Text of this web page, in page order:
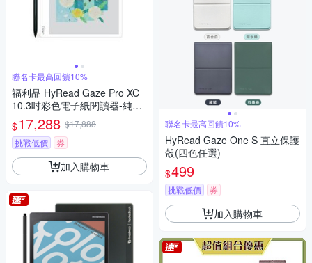
聯名卡最高回饋10%
福利品 HyRead Gaze Pro XC
10.3吋彩色電子紙閱讀器-純淨
白
$17,288 $17,888
挑戰低價
券
加入購物車
聯名卡最高回饋10%
HyRead Gaze One S 直立保護
殼(四色任選)
$499
挑戰低價 券
加入購物車